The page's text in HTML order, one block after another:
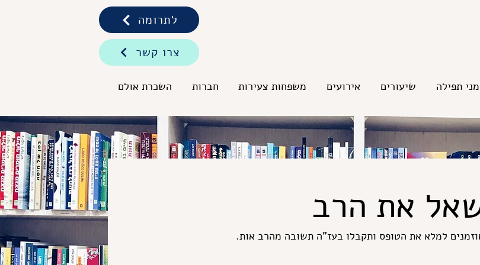
תפילה שיעורים אירועים משפחות צעירות חברות השכרת אולם
לתרומה
צרו קשר
את הרב
למלא את הטופס ותקבלו בעז"ה תשובה מהרב אות.